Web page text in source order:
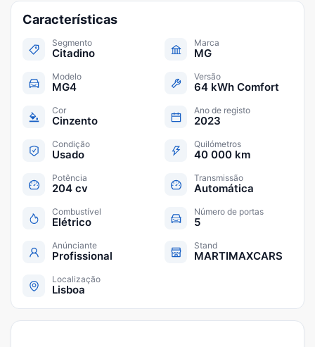
Características
Segmento
Citadino
Marca
MG
Modelo
MG4
Versão
64 kWh Comfort
Cor
Cinzento
Ano de registo
2023
Condição
Usado
Quilómetros
40 000 km
Potência
204 cv
Transmissão
Automática
Combustível
Elétrico
Número de portas
5
Anúnciante
Profissional
Stand
MARTIMAXCARS
Localização
Lisboa